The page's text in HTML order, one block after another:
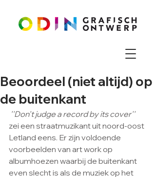
Beoordeel (niet altijd) op
de buitenkant
''Don't judge a record by its cover''
zei een straatmuzikant uit noord-oost
Letland eens. Er zijn voldoende
voorbeelden van art work op
albumhoezen waarbij de buitenkant
even slecht is als de muziek op het